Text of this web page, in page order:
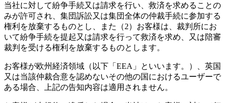
当社に対して紛争手続又は請求を行い、救済を求めることの
みが許可され、集団訴訟又は集団全体の仲裁手続に参加する
権利を放棄するものとし、また（2）お客様は、裁判所にお
いて紛争手続を提起又は請求を行って救済を求め、又は陪審
裁判を受ける権利を放棄するものとします。
お客様が欧州経済領域（以下「EEA」といいます。）、英国
又は当該仲裁合意を認めないその他の国におけるユーザーで
ある場合、上記の告知内容は適用されません。